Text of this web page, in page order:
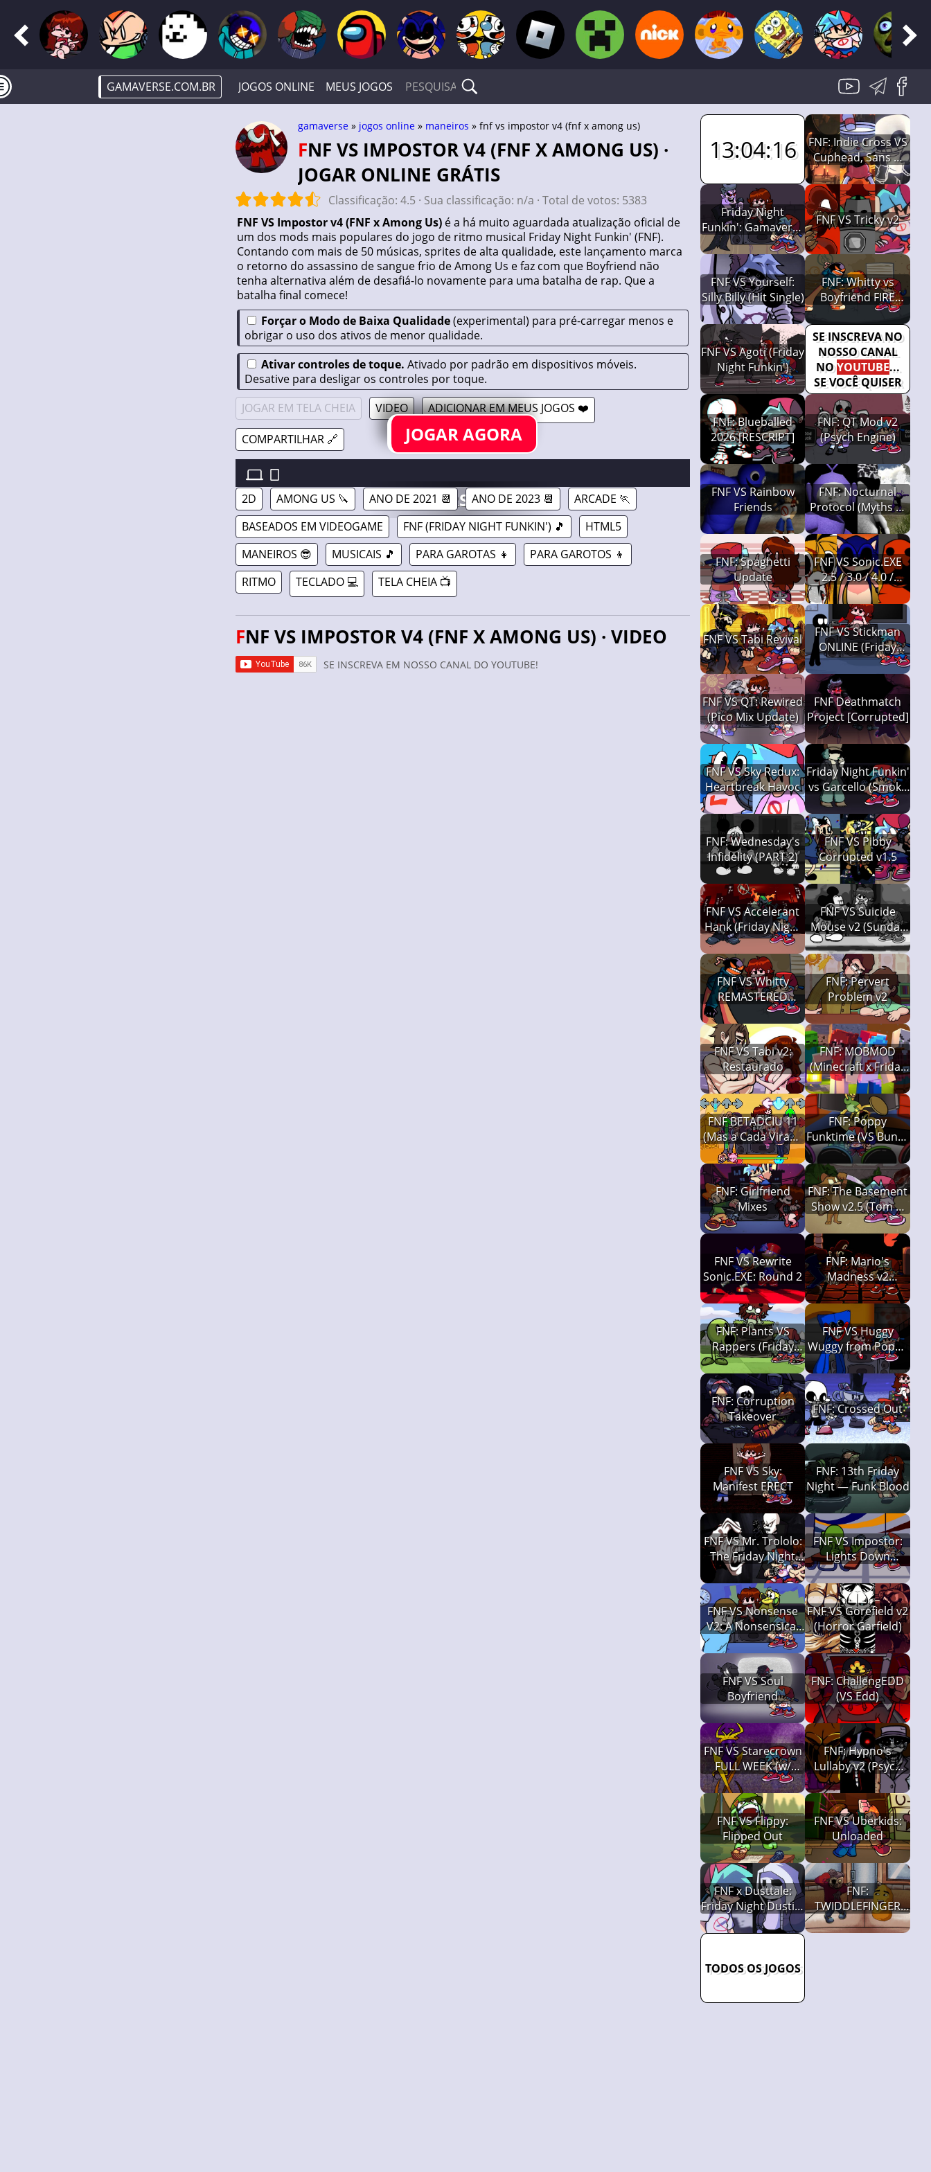
GAMAVERSE.COM.BR JOGOS ONLINE MEUS JOGOS
gamaverse » jogos online » maneiros » fnf vs impostor v4 (fnf x among us)
FNF VS IMPOSTOR V4 (FNF X AMONG US) ·
JOGAR ONLINE GRÁTIS
Classificação: 4.5 · Sua classificação: n/a · Total de votos: 5383
FNF VS Impostor v4 (FNF x Among Us) é a há muito aguardada atualização oficial de
um dos mods mais populares do jogo de ritmo musical Friday Night Funkin' (FNF).
Contando com mais de 50 músicas, sprites de alta qualidade, este lançamento marca
o retorno do assassino de sangue frio de Among Us e faz com que Boyfriend não
tenha alternativa além de desafiá-lo novamente para uma batalha de rap. Que a
batalha final comece!
Forçar o Modo de Baixa Qualidade(experimental) para pré-carregar menos e
obrigar o uso dos ativos de menor qualidade.
Ativar controles de toque. Ativado por padrão em dispositivos móveis.
Desative para desligar os controles por toque.
JOGAR EM TELA CHEIA
VIDEO ADICIONAR EM MEUS JOGOS ❤️
COMPARTILHAR 🔗 JOGAR AGORA
GAMAVERSE.COM.BR
FNF VS IMPOSTOR V4 (FNF X AMONG US) //
2D
AMONG US 🔪 ANO DE 2021 📆 ANO DE 2023 📆
ARCADE 🏃
BASEADOS EM VIDEOGAME
FNF (FRIDAY NIGHT FUNKIN') 🎵
HTML5
MANEIROS 😎
MUSICAIS 🎵 PARA GAROTAS 👧
PARA GAROTOS 👦
RITMO
TECLADO 💻 TELA CHEIA 📺
FNF VS IMPOSTOR V4 (FNF X AMONG US) · VIDEO
SE INSCREVA EM NOSSO CANAL DO YOUTUBE!
13:04:15
FNF: Indie Cross VS
Cuphead, Sans &
Bendy
Friday Night
Funkin': Gamaverse
Edition (w/
Spaghetti)
FNF VS Tricky v2
FNF VS Yourself:
Silly Billy (Hit Single)
FNF: Whitty vs
Boyfriend FIRE
FIGHT
FNF VS Agoti (Friday
Night Funkin')
SE INSCREVA NO
NOSSO CANAL
NOYOUTUBE...
SE VOCÊ QUISER
FNF: Blueballed
2026 [RESCRIPT]
FNF: QT Mod v2
(Psych Engine)
FNF VS Rainbow
Friends
FNF: Nocturnal
Protocol (Myths of
Tubbyland)
FNF: Spaghetti
Update
FNF VS Sonic.EXE
2.5 / 3.0 / 4.0 /
Restored + Final
Escape
FNF VS Tabi Revival
FNF VS Stickman
ONLINE (Friday
Night Funkin')
FNF VS QT: Rewired
(Pico Mix Update)
FNF Deathmatch
Project [Corrupted]
FNF VS Sky Redux:
Heartbreak Havoc
Friday Night Funkin'
vs Garcello (Smoke
'Em Out Struggle)
FNF: Wednesday's
Infidelity (PART 2)
FNF VS Pibby
Corrupted v1.5
FNF VS Accelerant
Hank (Friday Night
Funkin')
FNF VS Suicide
Mouse v2 (Sunday
Night Suicide)
FNF VS Whitty
REMASTERED
(Friday Night
Funkin')
FNF: Pervert
Problem v2
FNF VS Tabi v2:
Restaurado
FNF: MOBMOD
(Minecraft x Friday
Night Funkin')
FNF BETADCIU 11
(Mas a Cada Virada
um Cover Diferente
é Usado, Friday
Night Funkin')
FNF: Poppy
Funktime (VS Bunzo
Bunny)
FNF: Girlfriend
Mixes
FNF: The Basement
Show v2.5 (Tom &
Jerry Creepypasta)
FNF VS Rewrite
Sonic.EXE: Round 2
FNF: Mario's
Madness v2
(Gamaverse
Edition)
FNF: Plants VS
Rappers (Friday
Night Funkin')
FNF VS Huggy
Wuggy from Poppy
Playtime
FNF: Corruption
Takeover
FNF: Crossed Out
FNF VS Sky:
Manifest ERECT
FNF: 13th Friday
Night — Funk Blood
FNF VS Mr. Trololo:
The Friday Night
Incident [v2]
FNF VS Impostor:
Lights Down
Remaster
FNF VS Nonsense
V2: A Nonsensical
Friday Night
FNF VS Gorefield v2
(Horror Garfield)
FNF VS Soul
Boyfriend
FNF: ChallengEDD
(VS Edd)
FNF VS Starecrown
FULL WEEK (w/
Phase 3, Friday
Night Funkin')
FNF: Hypno's
Lullaby v2 (Psych
Engine)
FNF VS Flippy:
Flipped Out
FNF VS Uberkids:
Unloaded
FNF x Dusttale:
Friday Night Dustin'
(Full Version)
FNF:
TWIDDLEFINGER
(OFICIAL)
TODOS OS JOGOS